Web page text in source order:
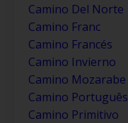
Camino Del Norte
Camino Franc
Camino Francés
Camino Invierno
Camino Mozarabe
Camino Português
Camino Primitivo